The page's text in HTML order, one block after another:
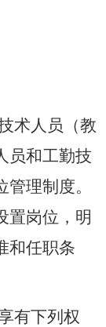
术人员（教
员和工勤技
理制度。
置岗位，明
和任职条
有下列权